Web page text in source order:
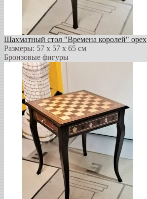
Шахматный стол "Времена королей" орех
Размеры: 57 х 57 х 65 см
Бронзовые фигуры